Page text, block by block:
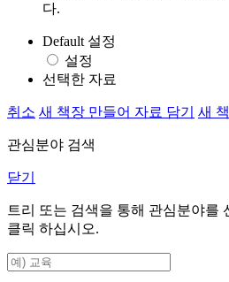
다.
Default 설정
설정
선택한 자료
취소 새 책장 만들어 자료 담기 새
관심분야 검색
닫기
트리 또는 검색을 통해 관심분야를
클릭 하십시오.